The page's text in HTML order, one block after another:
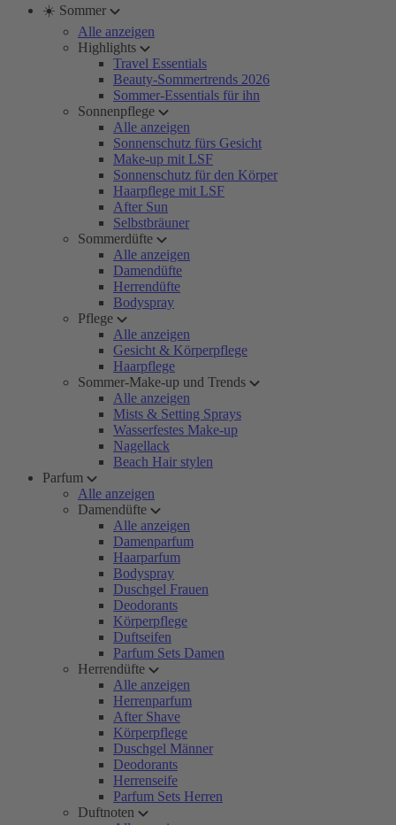
☀️ Sommer
Alle anzeigen
Highlights
Travel Essentials
Beauty-Sommertrends 2026
Sommer-Essentials für ihn
Sonnenpflege
Alle anzeigen
Sonnenschutz fürs Gesicht
Make-up mit LSF
Sonnenschutz für den Körper
Haarpflege mit LSF
After Sun
Selbstbräuner
Sommerdüfte
Alle anzeigen
Damendüfte
Herrendüfte
Bodyspray
Pflege
Alle anzeigen
Gesicht & Körperpflege
Haarpflege
Sommer-Make-up und Trends
Alle anzeigen
Mists & Setting Sprays
Wasserfestes Make-up
Nagellack
Beach Hair stylen
Parfum
Alle anzeigen
Damendüfte
Alle anzeigen
Damenparfum
Haarparfum
Bodyspray
Duschgel Frauen
Deodorants
Körperpflege
Duftseifen
Parfum Sets Damen
Herrendüfte
Alle anzeigen
Herrenparfum
After Shave
Körperpflege
Duschgel Männer
Deodorants
Herrenseife
Parfum Sets Herren
Duftnoten